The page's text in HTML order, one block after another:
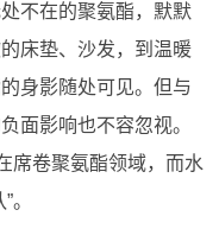
不在的聚氨酯，默默
床垫、沙发，到温暖
身影随处可见。但与
面影响也不容忽视。
席卷聚氨酯领域，而水
。